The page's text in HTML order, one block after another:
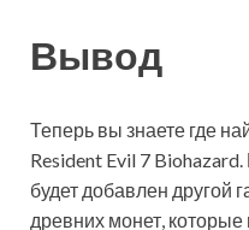
Вывод
Теперь вы знаете где
Resident Evil 7
будет добавлен другой
древних монет,